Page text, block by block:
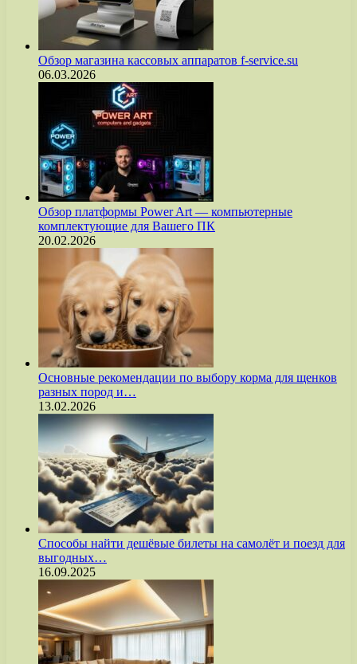
Обзор магазина кассовых аппаратов f-service.su
06.03.2026
Обзор платформы Power Art — компьютерные
комплектующие для Вашего ПК
20.02.2026
Основные рекомендации по выбору корма для щенков
разных пород и…
13.02.2026
Способы найти дешёвые билеты на самолёт и поезд для
выгодных…
16.09.2025